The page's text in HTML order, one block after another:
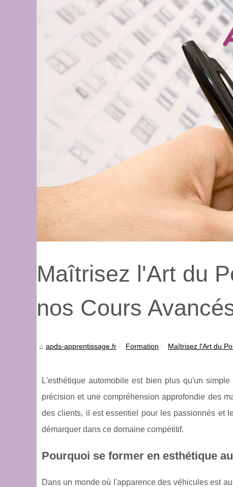
Maîtrisez l'Art du
nos Cours
apds-apprentissage.fr Formation Maîtrisez l'Art du
L'esthétique automobile est bien plus qu'un
précision et une compréhension approfondie des
des clients, il est essentiel pour les passionnés et
démarquer dans ce domaine compétitif.
Pourquoi se former en esthétique
Dans un monde où l'apparence des véhicules est